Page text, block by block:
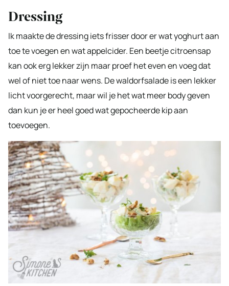
Dressing
Ik maakte de dressing iets frisser door er wat yoghurt aan
toe te voegen en wat appelcider. Een beetje citroensap
kan ook erg lekker zijn maar proef het even en voeg dat
wel of niet toe naar wens. De waldorfsalade is een lekker
licht voorgerecht, maar wil je het wat meer body geven
dan kun je er heel goed wat gepocheerde kip aan
toevoegen.